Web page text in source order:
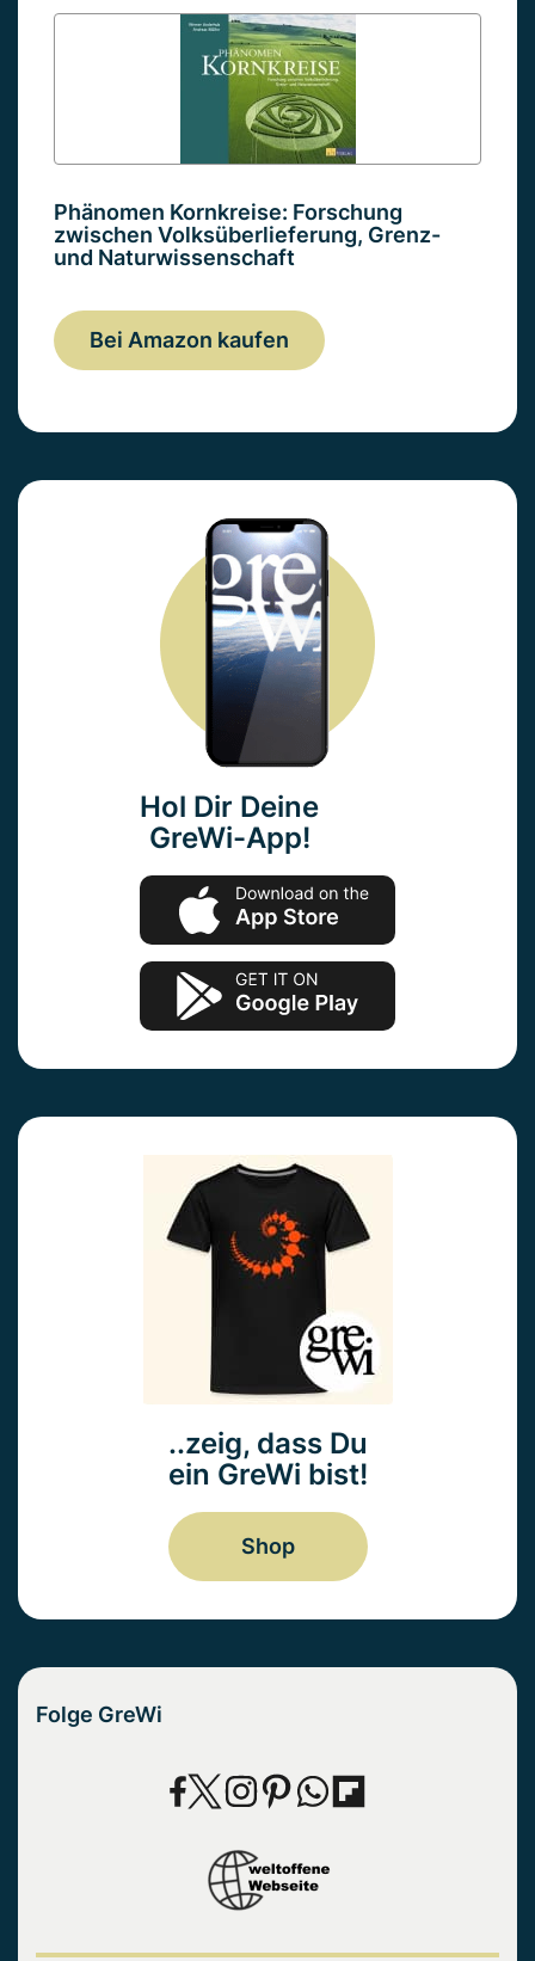
Phänomen Kornkreise: Forschung
zwischen Volksüberlieferung, Grenz-
und Naturwissenschaft
Bei Amazon kaufen
Hol Dir Deine
GreWi-App!
..zeig, dass Du
ein GreWi bist!
Shop
Folge GreWi